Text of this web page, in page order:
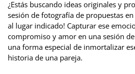
¿Estás buscando ideas originales y
sesión de fotografía de propuestas en
al lugar indicado! Capturar ese
compromiso y amor en una sesión
una forma especial de inmortalizar
historia de una pareja.